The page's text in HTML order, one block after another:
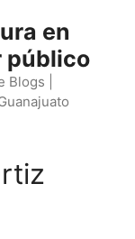
en
público
Blogs |